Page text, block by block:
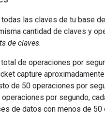
las claves de tu base
cantidad de claves y
de claves.
de operaciones por
capture
de 50 operaciones por
por segundo,
de datos con menos de